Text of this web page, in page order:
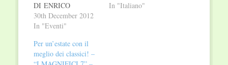
DI ENRICO
TERRINONI HA
VINTO IL PREMIO
(sezione traduzione)
ULISSE DI JAMES
30th December 2012
In "Eventi"
dell’autore – era
In "Italiano"
Per un’estate con il
meglio dei classici! –